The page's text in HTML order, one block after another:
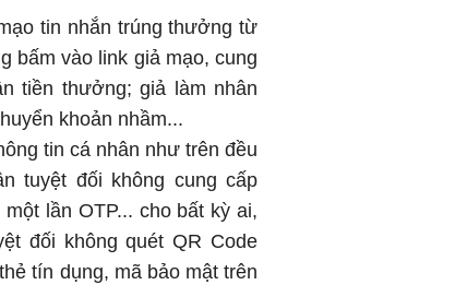
tin nhắn trúng thưởng từ
bấm vào link giả mạo, cung
tiền thưởng; giả làm nhân
khoản nhầm...
tin cá nhân như trên đều
tuyệt đối không cung cấp
lần OTP... cho bất kỳ ai,
đối không quét QR Code
tín dụng, mã bảo mật trên